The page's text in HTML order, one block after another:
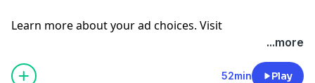
Learn more about your ad choices. Visit
...more
52min Play